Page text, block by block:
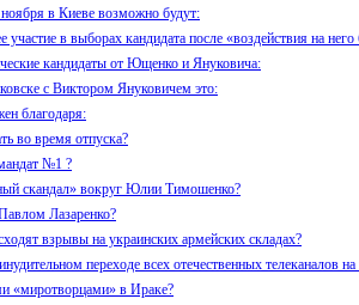
в Киеве возможно будут:
в выборах кандидата после «воздействия на
кандидаты от Ющенко и Януковича:
с Виктором Януковичем это:
благодаря:
во время отпуска?
№1 ?
скандал» вокруг Юлии Тимошенко?
Лазаренко?
взрывы на украинских армейских складах?
переходе всех отечественных телеканалов
«миротворцами» в Ираке?